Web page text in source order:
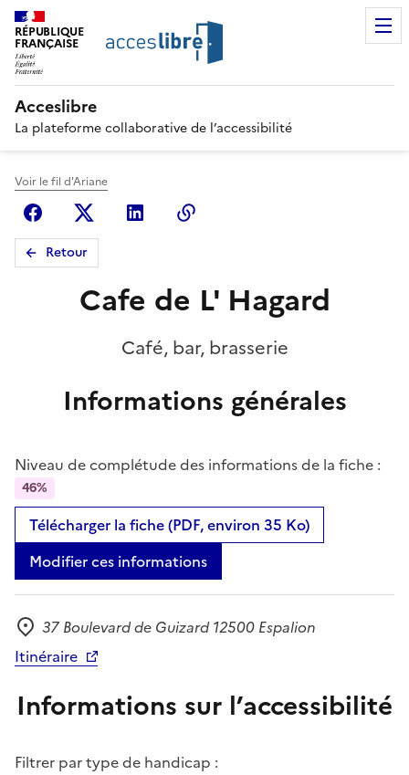
RÉPUBLIQUE
FRANÇAISE
Acceslibre
La plateforme collaborative de l’accessibilité
Voir le fil d'Ariane
FacebookX (anciennement Twitter)
Linkedin
Retour
Cafe de L' Hagard
Café, bar, brasserie
Informations générales
Niveau de complétude des informations de la fiche :
46%
Télécharger la fiche (PDF, environ 35 Ko)
Modifier ces informations
Adresse
37 Boulevard de Guizard 12500 Espalion
Itinéraire
Informations sur l’accessibilité
Filtrer par type de handicap :